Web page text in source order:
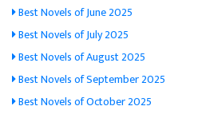
Best Novels of June 2025
Best Novels of July 2025
Best Novels of August 2025
Best Novels of September 2025
Best Novels of October 2025